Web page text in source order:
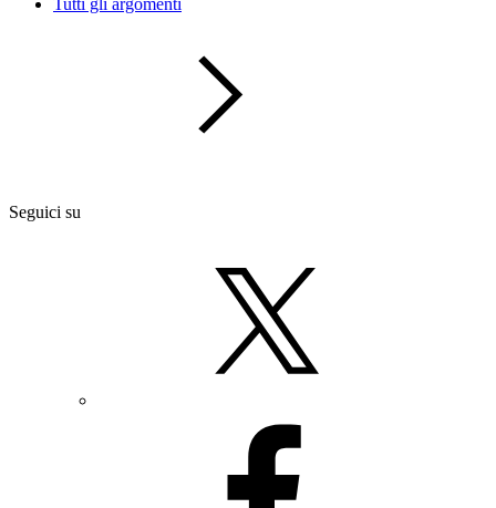
Tutti gli argomenti
Seguici su